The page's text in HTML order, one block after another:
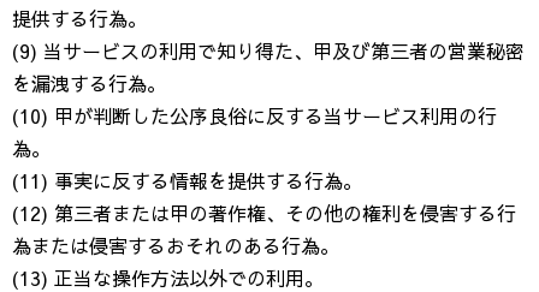
提供する行為。
(9) 当サービスの利用で知り得た、甲及び第三者の営業秘密
を漏洩する行為。
(10) 甲が判断した公序良俗に反する当サービス利用の行
為。
(11) 事実に反する情報を提供する行為。
(12) 第三者または甲の著作権、その他の権利を侵害する行
為または侵害するおそれのある行為。
(13) 正当な操作方法以外での利用。